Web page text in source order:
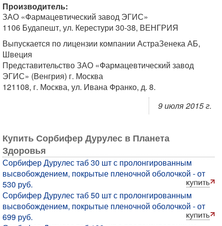
Производитель:
ЗАО «Фармацевтический завод ЭГИС»
1106 Будапешт, ул. Керестури 30-38, ВЕНГРИЯ
Выпускается по лицензии компании АстраЗенека АБ,
Швеция
Представительство ЗАО «Фармацевтический завод
ЭГИС» (Венгрия) г. Москва
121108, г. Москва, ул. Ивана Франко, д. 8.
9 июля 2015 г.
Купить Сорбифер Дурулес в Планета
Здоровья
Сорбифер Дурулес таб 30 шт с пролонгированным
высвобождением, покрытые пленочной оболочкой - от
530 руб.
Сорбифер Дурулес таб 50 шт с пролонгированным
высвобождением, покрытые пленочной оболочкой - от
699 руб.